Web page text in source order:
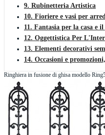
9. Rubinetteria Artistica
10. Fioriere e vasi per
11. Fantasia per la casa e
12. Oggettistica Per
13. Elementi decorativi
14. Occasioni e
Ringhiera in fusione di ghisa modello